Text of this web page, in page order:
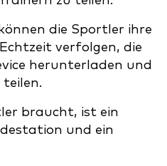
die Sportler ihre
verfolgen, die
herunterladen und
braucht, ist ein
und ein